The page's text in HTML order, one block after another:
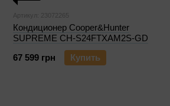
Артикул: 23072265
Кондиционер Cooper&Hunter
SUPREME CH-S24FTXAM2S-GD
67 599 грн
Купить